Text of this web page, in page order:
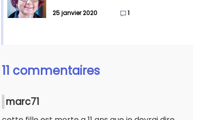
25 janvier 2020 1
11 commentaires
marc71